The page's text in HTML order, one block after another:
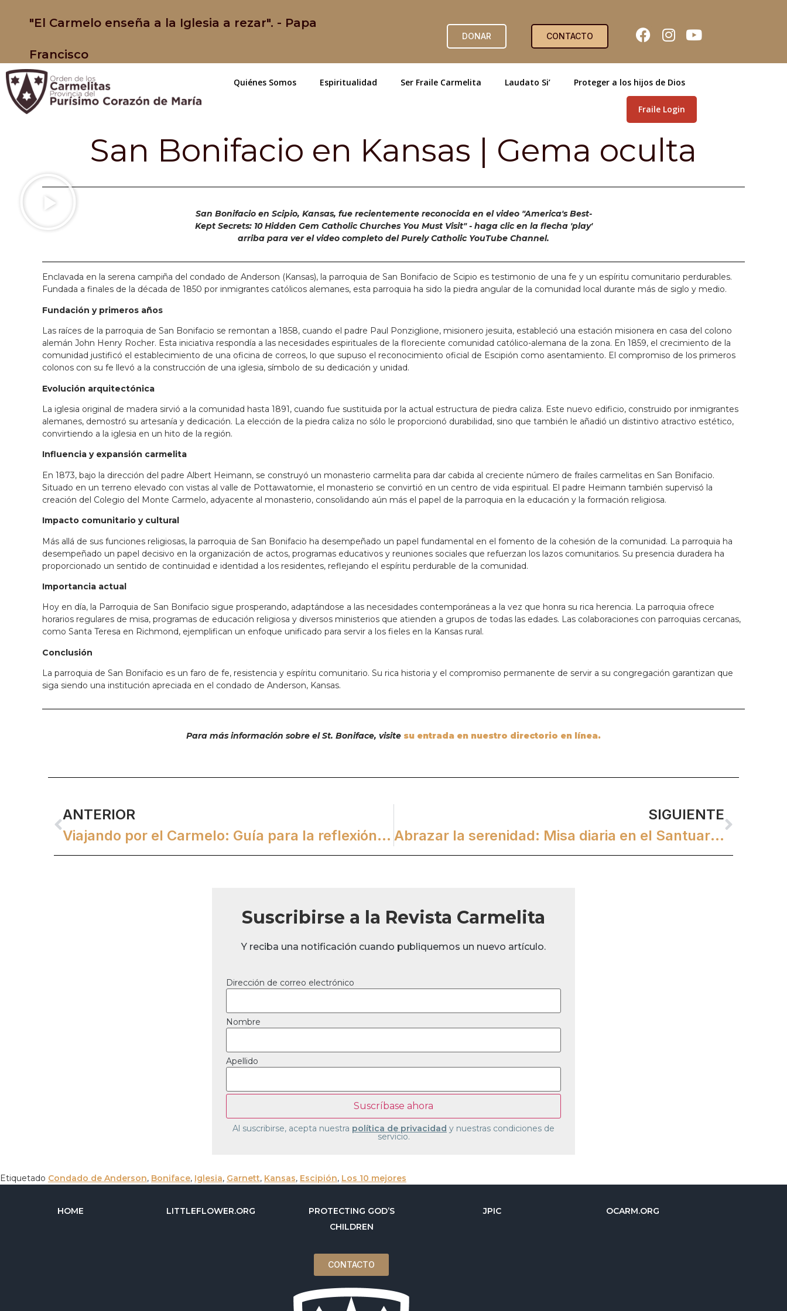
"El Carmelo enseña a la Iglesia a rezar". - Papa
Francisco
DONAR CONTACTO
Quiénes Somos Espiritualidad Ser Fraile Carmelita Laudato Si’ Proteger a los hijos de Dios
Fraile Login
San Bonifacio en Kansas | Gema oculta
San Bonifacio en Scipio, Kansas, fue recientemente reconocida en el video "America's Best-
Kept Secrets: 10 Hidden Gem Catholic Churches You Must Visit" - haga clic en la flecha 'play'
arriba para ver el video completo del Purely Catholic YouTube Channel.
Enclavada en la serena campiña del condado de Anderson (Kansas), la parroquia de San Bonifacio de Scipio es testimonio de una fe y un espíritu comunitario perdurables.
Fundada a finales de la década de 1850 por inmigrantes católicos alemanes, esta parroquia ha sido la piedra angular de la comunidad local durante más de siglo y medio.
Fundación y primeros años
Las raíces de la parroquia de San Bonifacio se remontan a 1858, cuando el padre Paul Ponziglione, misionero jesuita, estableció una estación misionera en casa del colono
alemán John Henry Rocher. Esta iniciativa respondía a las necesidades espirituales de la floreciente comunidad católico-alemana de la zona. En 1859, el crecimiento de la
comunidad justificó el establecimiento de una oficina de correos, lo que supuso el reconocimiento oficial de Escipión como asentamiento. El compromiso de los primeros
colonos con su fe llevó a la construcción de una iglesia, símbolo de su dedicación y unidad.
Evolución arquitectónica
La iglesia original de madera sirvió a la comunidad hasta 1891, cuando fue sustituida por la actual estructura de piedra caliza. Este nuevo edificio, construido por inmigrantes
alemanes, demostró su artesanía y dedicación. La elección de la piedra caliza no sólo le proporcionó durabilidad, sino que también le añadió un distintivo atractivo estético,
convirtiendo a la iglesia en un hito de la región.
Influencia y expansión carmelita
En 1873, bajo la dirección del padre Albert Heimann, se construyó un monasterio carmelita para dar cabida al creciente número de frailes carmelitas en San Bonifacio.
Situado en un terreno elevado con vistas al valle de Pottawatomie, el monasterio se convirtió en un centro de vida espiritual. El padre Heimann también supervisó la
creación del Colegio del Monte Carmelo, adyacente al monasterio, consolidando aún más el papel de la parroquia en la educación y la formación religiosa.
Impacto comunitario y cultural
Más allá de sus funciones religiosas, la parroquia de San Bonifacio ha desempeñado un papel fundamental en el fomento de la cohesión de la comunidad. La parroquia ha
desempeñado un papel decisivo en la organización de actos, programas educativos y reuniones sociales que refuerzan los lazos comunitarios. Su presencia duradera ha
proporcionado un sentido de continuidad e identidad a los residentes, reflejando el espíritu perdurable de la comunidad.
Importancia actual
Hoy en día, la Parroquia de San Bonifacio sigue prosperando, adaptándose a las necesidades contemporáneas a la vez que honra su rica herencia. La parroquia ofrece
horarios regulares de misa, programas de educación religiosa y diversos ministerios que atienden a grupos de todas las edades. Las colaboraciones con parroquias cercanas,
como Santa Teresa en Richmond, ejemplifican un enfoque unificado para servir a los fieles en la Kansas rural.
Conclusión
La parroquia de San Bonifacio es un faro de fe, resistencia y espíritu comunitario. Su rica historia y el compromiso permanente de servir a su congregación garantizan que
siga siendo una institución apreciada en el condado de Anderson, Kansas.
Para más información sobre el St. Boniface, visite su entrada en nuestro directorio en línea.
ANTERIOR
Viajando por el Carmelo: Guía para la reflexión orante virtual
SIGUIENTE
Abrazar la serenidad: Misa diaria en el Santuario Nacional de Santa Teresa
Suscribirse a la Revista Carmelita
Y reciba una notificación cuando publiquemos un nuevo artículo.
Dirección de correo electrónico
Nombre
Apellido
Al suscribirse, acepta nuestra política de privacidad y nuestras condiciones de
servicio.
Etiquetado Condado de Anderson, Boniface, Iglesia, Garnett, Kansas, Escipión, Los 10 mejores
HOME LITTLEFLOWER.ORG
PROTECTING GOD’S
CHILDREN
CONTACTO
JPIC OCARM.ORG